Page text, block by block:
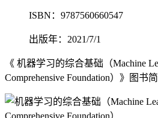
ISBN：9787560660547
出版年：2021/7/1
《 机器学习的综合基础（Machine
Comprehensive Foundation）》图书